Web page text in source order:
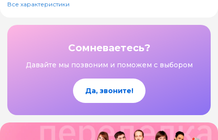
Все характеристики
Сомневаетесь?
Давайте мы позвоним и поможем с выбором
Да, звоните!